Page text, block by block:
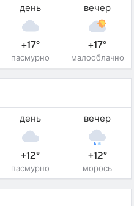
день
+17°
пасмурно
вечер
+17°
малооблачно
день
+12°
пасмурно
вечер
+12°
морось